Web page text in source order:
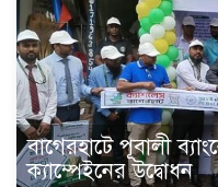
বাগেরহাটে পূবালী
ক্যাম্পেইনের উদ্বোধন